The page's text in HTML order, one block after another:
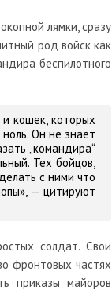
лямки, сразу
род войск как
беспилотного
кошек, которых
Он не знает
„командира“
Тех бойцов,
с ними что
— цитируют
солдат. Свои
фронтовых частях
приказы майоров